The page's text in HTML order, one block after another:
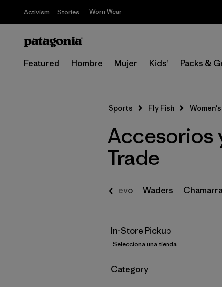
Activism Stories Worn Wear
Featured Hombre Mujer Kids' Packs &
Sports Fly Fish Women's
Accesorios
Trade
Nuevo Waders
In-Store Pickup
Selecciona una tienda
Filtrar por
Category